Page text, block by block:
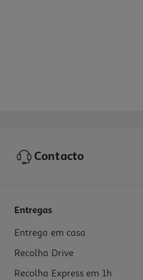
Contacto
Entregas
Entrega em casa
Recolha Drive
Recolha Express em 1h